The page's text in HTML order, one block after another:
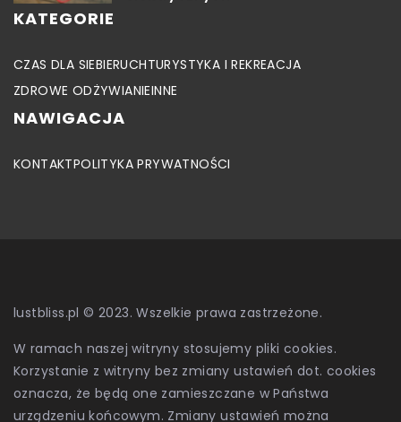
KATEGORIE
CZAS DLA SIEBIERUCHTURYSTYKA I REKREACJA
ZDROWE ODŻYWIANIEINNE
NAWIGACJA
KONTAKTPOLITYKA PRYWATNOŚCI
lustbliss.pl © 2023. Wszelkie prawa zastrzeżone.
W ramach naszej witryny stosujemy pliki cookies.
Korzystanie z witryny bez zmiany ustawień dot. cookies
oznacza, że będą one zamieszczane w Państwa
urządzeniu końcowym. Zmiany ustawień można